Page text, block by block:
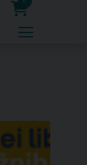
0
prodotti